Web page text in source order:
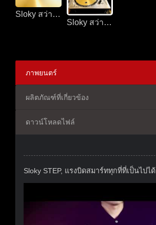
Sloky สว่านแรงบิดสำหรับโต๊ะหมุน
Sloky สว่านแรงบิดสำหรับโต๊ะหมุน
ภาพยนตร์
ผลิตภัณฑ์ที่เกี่ยวข้อง
ดาวน์โหลดไฟล์
Sloky STEP, แรงบิดสมาร์ททุกที่ที่เป็นไปได้